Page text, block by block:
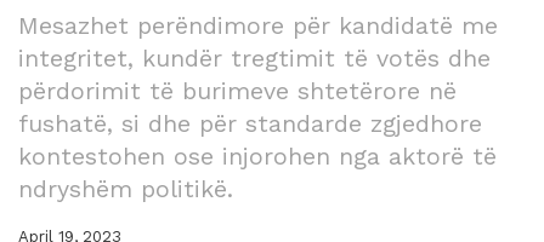
Mesazhet perëndimore për kandidatë me
integritet, kundër tregtimit të votës dhe
përdorimit të burimeve shtetërore në
fushatë, si dhe për standarde zgjedhore
kontestohen ose injorohen nga aktorë të
ndryshëm politikë.
April 19, 2023